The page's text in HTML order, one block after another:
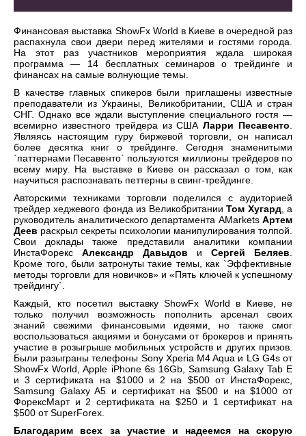
Финансовая выставка ShowFx World в Киеве в очередной раз
распахнула свои двери перед жителями и гостями города.
На этот раз участников мероприятия ждала широкая
программа — 14 бесплатных семинаров о трейдинге и
финансах на самые волнующие темы.
В качестве главных спикеров были приглашены известные
преподаватели из Украины, Великобритании, США и стран
СНГ. Однако все ждали выступление специального гостя —
всемирно известного трейдера из СШАЛарри Песавенто
Являясь настоящим гуру биржевой торговли, он написал
более десятка книг о трейдинге. Сегодня знаменитыми
`паттернами Песавенто` пользуются миллионы трейдеров по
всему миру. На выставке в Киеве он рассказал о том, как
научиться распознавать петтерны в свинг-трейдинге.
Авторскими техниками торговли поделился с аудиторией
трейдер хеджевого фонда из ВеликобританииТом Хугард, а
руководитель аналитического департамента AMarkets Артем
Деев раскрыл секреты психологии манипулирования толпой.
Свои доклады также представили аналитики компании
ИнстаФорекс
Александр Давыдов и Сергей Беляев
Кроме того, были затронуты такие темы, как `Эффективные
методы торговли для новичков» и «Пять ключей к успешному
трейдингу`.
Каждый, кто посетил выставку ShowFx World в Киеве, не
только получил возможность пополнить арсенал своих
знаний свежими финансовыми идеями, но также смог
воспользоваться акциями и бонусами от брокеров и принять
участие в розыгрыше мобильных устройств и других призов.
Были разыграны телефоны Sony Xperia M4 Aqua и LG G4s от
ShowFx World, Apple iPhone 6s 16Gb, Samsung Galaxy Tab E
и3 сертификата на $1000 и 2 на $500 от ИнстаФорекс,
Samsung Galaxy A5 и сертификат на $500 и на $1000 от
ФорексМарт и 2 сертификата на $250 и 1 сертификат на
$500 отSuperForex
Благодарим всех за участие и надеемся на скорую